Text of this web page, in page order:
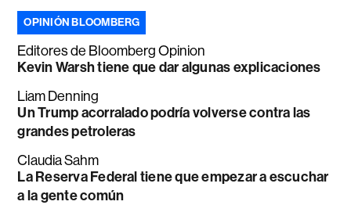
OPINIÓN BLOOMBERG
Editores de Bloomberg Opinion
Kevin Warsh tiene que dar algunas explicaciones
Liam Denning
Un Trump acorralado podría volverse contra las
grandes petroleras
Claudia Sahm
La Reserva Federal tiene que empezar a escuchar
a la gente común